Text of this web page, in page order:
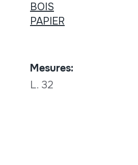
BOIS
PAPIER
Mesures:
L. 32